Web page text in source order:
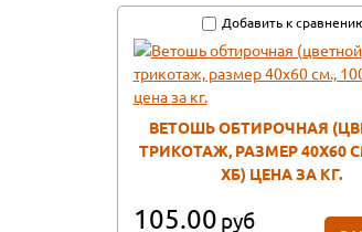
Добавить к
ВЕТОШЬ ОБТИРОЧНАЯ
ТРИКОТАЖ, РАЗМЕР 40Х60
ХБ) ЦЕНА ЗА КГ.
105.00 руб